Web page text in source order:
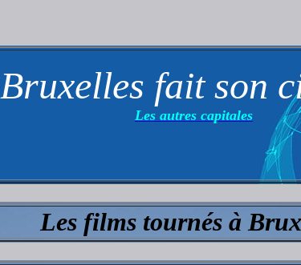
Bruxelles fait son
Les autres capitales
Les films tournés à